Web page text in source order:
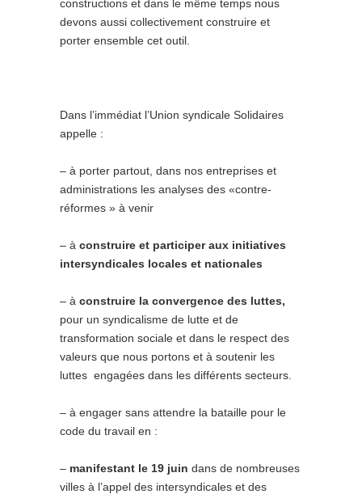
constructions et dans le même temps nous
devons aussi collectivement construire et
porter ensemble cet outil.
Dans l’immédiat l’Union syndicale Solidaires
appelle :
– à porter partout, dans nos entreprises et
administrations les analyses des «contre-
réformes » à venir
– à construire et participer aux initiatives
intersyndicales locales et nationales
– à construire la convergence des luttes,
pour un syndicalisme de lutte et de
transformation sociale et dans le respect des
valeurs que nous portons et à soutenir les
luttes engagées dans les différents secteurs.
– à engager sans attendre la bataille pour le
code du travail en :
– manifestant le 19 juin dans de nombreuses
villes à l’appel des intersyndicales et des